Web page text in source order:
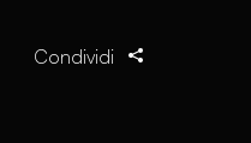
Condividi